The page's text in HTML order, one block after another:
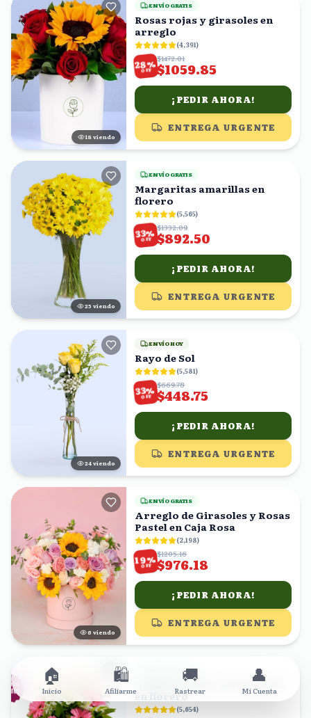
19 viendo
ENVÍO GRATIS
Rosas rojas y girasoles en
arreglo
(4,391)
28%
OFF
$1472.01
$1059.85
¡PEDIR AHORA!
ENTREGA URGENTE
25 viendo
ENVÍO GRATIS
Margaritas amarillas en
florero
(5,565)
33%
OFF
$1332.09
$892.50
¡PEDIR AHORA!
ENTREGA URGENTE
25 viendo
ENVÍO HOY
Rayo de Sol
(5,581)
33%
OFF
$669.78
$448.75
¡PEDIR AHORA!
ENTREGA URGENTE
5 viendo
ENVÍO GRATIS
Arreglo de Girasoles y Rosas
Pastel en Caja Rosa
(2,198)
19%
OFF
$1205.16
$976.18
¡PEDIR AHORA!
ENTREGA URGENTE
ENVÍO GRATIS
Gerberas, lilis y astromelias
en florero
(5,654)
🏠
Inicio
🛍️
Afiliarme
🚚
Rastrear
👤
Mi Cuenta